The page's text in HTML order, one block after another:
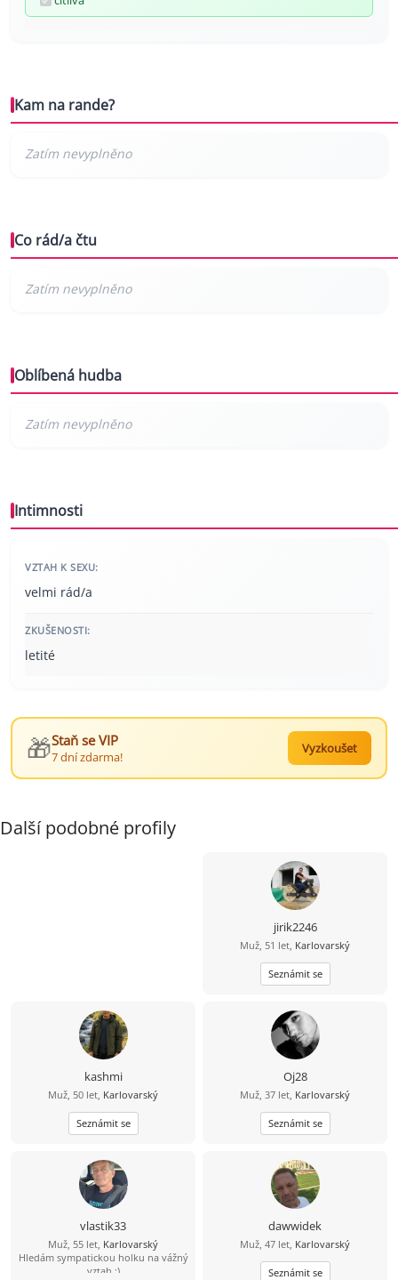
Kam na rande?
Co rád/a čtu
Oblíbená hudba
Intimnosti
VZTAH K SEXU:
velmi rád/a
ZKUŠENOSTI:
letité
🎁Staň se VIP
7 dní zdarma!
Vyzkoušet
Další podobné profily
jirik2246
Muž, 51 let, Karlovarský
Seznámit se
kashmi
Muž, 50 let, Karlovarský
Seznámit se
Oj28
Muž, 37 let, Karlovarský
Seznámit se
vlastik33
Muž, 55 let, Karlovarský
Hledám sympatickou holku na vážný
vztah :)
dawwidek
Muž, 47 let, Karlovarský
Seznámit se